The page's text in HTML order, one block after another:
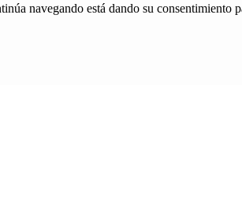
navegando está dando su consentimiento